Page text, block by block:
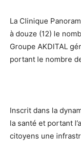
La Clinique
à douze (12) le
Groupe AKDITAL
portant le nombre
Inscrit dans la
la santé et portant
citoyens une